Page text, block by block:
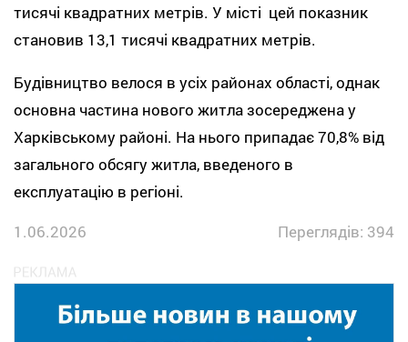
тисячі квадратних метрів. У місті цей показник
становив 13,1 тисячі квадратних метрів.
Будівництво велося в усіх районах області, однак
основна частина нового житла зосереджена у
Харківському районі. На нього припадає 70,8% від
загального обсягу житла, введеного в
експлуатацію в регіоні.
1.06.2026
Переглядів: 394